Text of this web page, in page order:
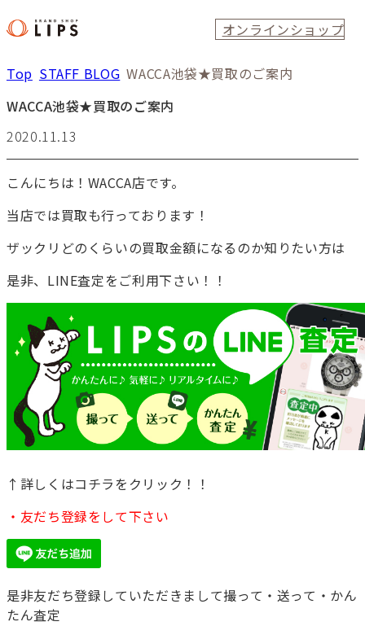
オンラインショップ
Top STAFF BLOG WACCA池袋★買取のご案内
WACCA池袋★買取のご案内
2020.11.13
こんにちは！WACCA店です。
当店では買取も行っております！
ザックリどのくらいの買取金額になるのか知りたい方は
是非、LINE査定をご利用下さい！！
↑詳しくはコチラをクリック！！
・友だち登録をして下さい
是非友だち登録していただきまして撮って・送って・かん
たん査定